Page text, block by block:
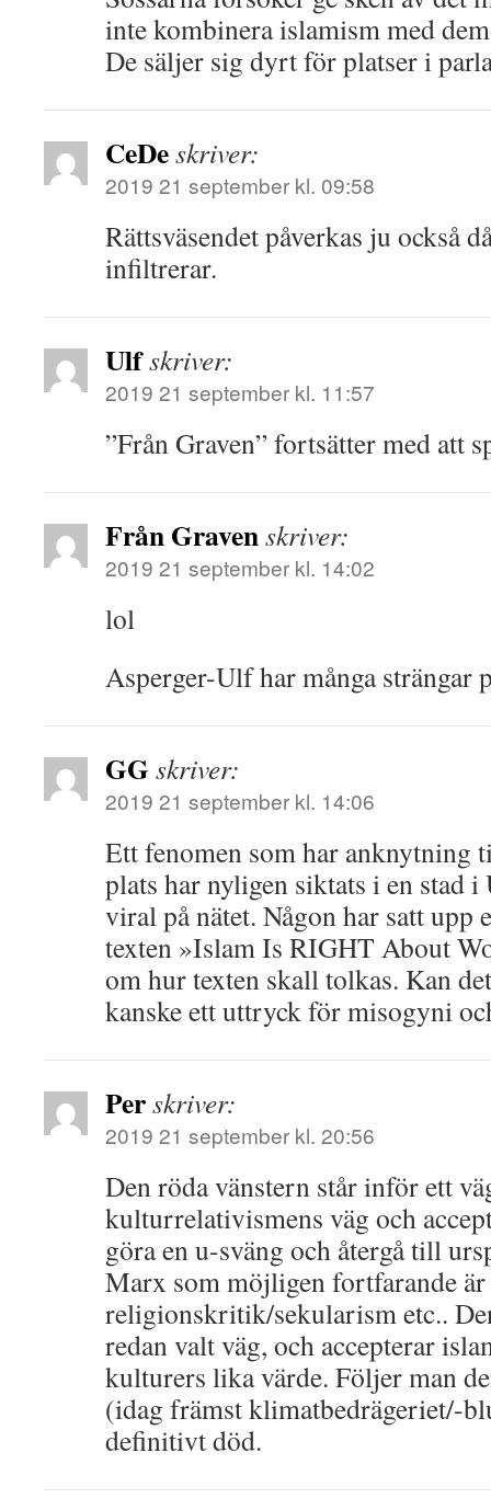
inte kombinera islamism med
De säljer sig dyrt för platser i
CeDeskriver:
2019 21 september kl. 09:58
Rättsväsendet påverkas ju också
infiltrerar.
Ulfskriver:
2019 21 september kl. 11:57
”Från Graven” fortsätter med att
Från Gravenskriver:
2019 21 september kl. 14:02
lol
Asperger-Ulf har många strängar
GGskriver:
2019 21 september kl. 14:06
Ett fenomen som har anknytning
plats har nyligen siktats i en stad
viral på nätet. Någon har satt upp
texten »Islam Is RIGHT About
om hur texten skall tolkas. Kan
kanske ett uttryck för misogyni
Perskriver:
2019 21 september kl. 20:56
Den röda vänstern står inför ett
kulturrelativismens väg och
göra en u-sväng och återgå till
Marx som möjligen fortfarande är
religionskritik/sekularism etc..
redan valt väg, och accepterar
kulturers lika värde. Följer man
(idag främst klimatbedrägeriet/-
definitivt död.